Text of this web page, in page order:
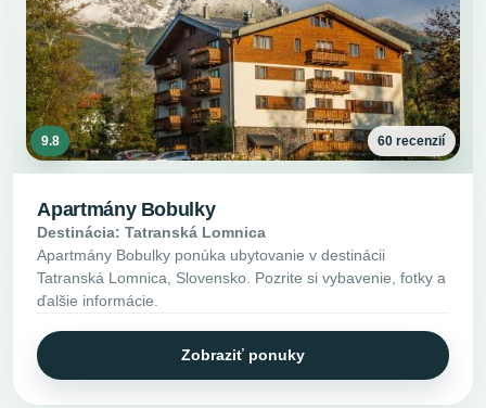
9.8 60 recenzií
Apartmány Bobulky
Destinácia: Tatranská Lomnica
Apartmány Bobulky ponúka ubytovanie v destinácii
Tatranská Lomnica, Slovensko. Pozrite si vybavenie, fotky a
ďalšie informácie.
Zobraziť ponuky